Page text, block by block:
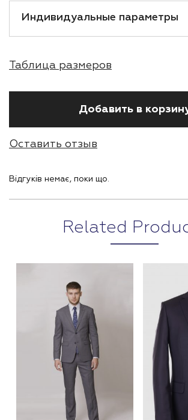
Индивидуальные параметры
Таблица размеров
Добавить в
Оставить отзыв
Відгуків немає, поки що.
Related